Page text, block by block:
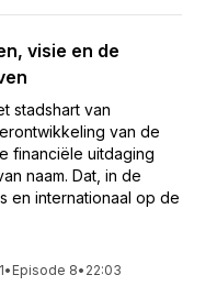
visie en de
stadshart van
van de
financiële uitdaging
naam. Dat, in de
en internationaal op de
• Episode 8• 22:03